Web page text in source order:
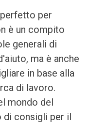
per
è un compito
generali di
ma è anche
in base alla
di lavoro.
mondo del
di consigli per il